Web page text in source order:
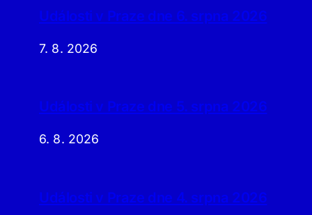
Události v Praze dne 6. srpna 2026
7. 8. 2026
Události v Praze dne 5. srpna 2026
6. 8. 2026
Události v Praze dne 4. srpna 2026